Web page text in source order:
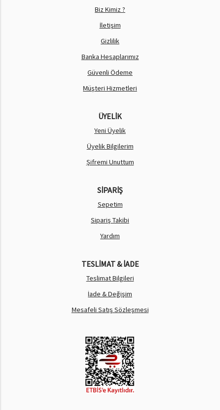
Biz Kimiz ?
İletişim
Gizlilik
Banka Hesaplarımız
Güvenli Ödeme
Müşteri Hizmetleri
ÜYELİK
Yeni Üyelik
Üyelik Bilgilerim
Şifremi Unuttum
SİPARİŞ
Sepetim
Sipariş Takibi
Yardım
TESLİMAT & İADE
Teslimat Bilgileri
İade & Değişim
Mesafeli Satış Sözleşmesi